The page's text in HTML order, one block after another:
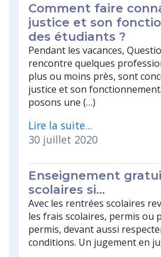
Comment faire
justice et son
des étudiants ?
Pendant les vacances,
rencontre quelques
plus ou moins près, sont
justice et son
posons une (…)
Lire la suite...
30 juillet 2020
Enseignement
scolaires si…
Avec les rentrées scolaires
les frais scolaires, permis ou
permis, devant aussi
conditions. Un jugement en